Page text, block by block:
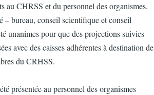
au CHRSS et du personnel des organismes.
– bureau, conseil scientifique et conseil
unanimes pour que des projections suivies
avec des caisses adhérentes à destination de
du CRHSS.
présentée au personnel des organismes